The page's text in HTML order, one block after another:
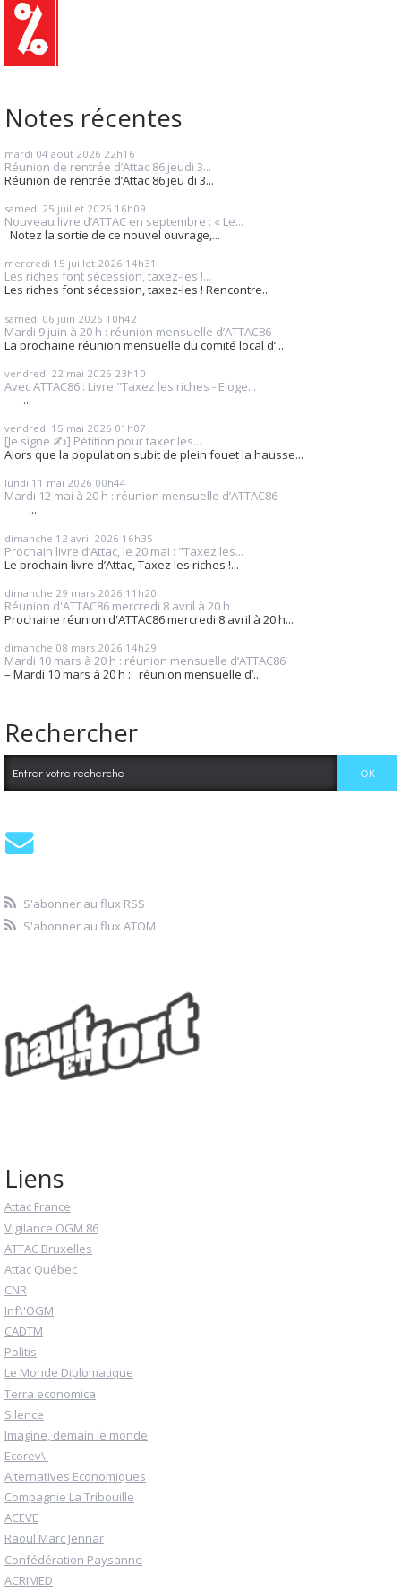
Notes récentes
mardi 04 août 2026 22h16
Réunion de rentrée d’Attac 86 jeudi 3...
Réunion de rentrée d’Attac 86 jeu di 3...
samedi 25 juillet 2026 16h09
Nouveau livre d’ATTAC en septembre : « Le...
Notez la sortie de ce nouvel ouvrage,...
mercredi 15 juillet 2026 14h31
Les riches font sécession, taxez-les !...
Les riches font sécession, taxez-les ! Rencontre...
samedi 06 juin 2026 10h42
Mardi 9 juin à 20 h : réunion mensuelle d’ATTAC86
La prochaine réunion mensuelle du comité local d’...
vendredi 22 mai 2026 23h10
Avec ATTAC86 : Livre "Taxez les riches - Eloge...
...
vendredi 15 mai 2026 01h07
[Je signe ✍️] Pétition pour taxer les...
Alors que la population subit de plein fouet la hausse...
lundi 11 mai 2026 00h44
Mardi 12 mai à 20 h : réunion mensuelle d’ATTAC86
...
dimanche 12 avril 2026 16h35
Prochain livre d’Attac, le 20 mai : "Taxez les...
Le prochain livre d’Attac, Taxez les riches !...
dimanche 29 mars 2026 11h20
Réunion d'ATTAC86 mercredi 8 avril à 20 h
Prochaine réunion d'ATTAC86 mercredi 8 avril à 20 h...
dimanche 08 mars 2026 14h29
Mardi 10 mars à 20 h : réunion mensuelle d’ATTAC86
– Mardi 10 mars à 20 h : réunion mensuelle d’...
Rechercher
S'abonner au flux RSS
S'abonner au flux ATOM
Liens
Attac France
Vigilance OGM 86
ATTAC Bruxelles
Attac Québec
CNR
Inf\'OGM
CADTM
Politis
Le Monde Diplomatique
Terra economica
Silence
Imagine, demain le monde
Ecorev\'
Alternatives Economiques
Compagnie La Tribouille
ACEVE
Raoul Marc Jennar
Confédération Paysanne
ACRIMED